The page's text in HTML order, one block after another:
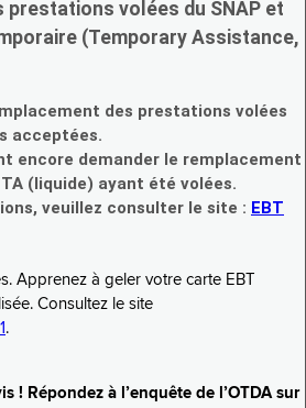
prestations volées du SNAP et
(Temporary Assistance,
des prestations volées
acceptées.
encore demander le remplacement
(liquide) ayant été volées.
veuillez consulter le site : EBT
Apprenez à geler votre carte EBT
Consultez le site
.
! Répondez à l’enquête de l’OTDA sur